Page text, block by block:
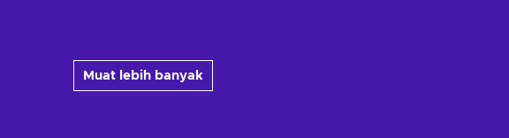
Muat lebih banyak